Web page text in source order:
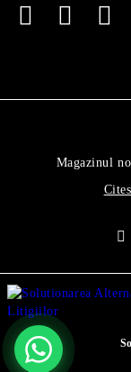
Magazinul